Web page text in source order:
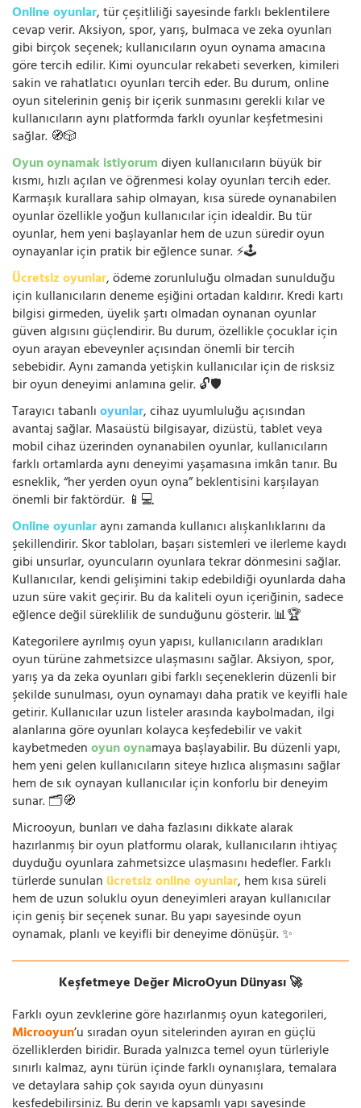
Online oyunlar, tür çeşitliliği sayesinde farklı beklentilere
cevap verir. Aksiyon, spor, yarış, bulmaca ve zeka oyunları
gibi birçok seçenek; kullanıcıların oyun oynama amacına
göre tercih edilir. Kimi oyuncular rekabeti severken, kimileri
sakin ve rahatlatıcı oyunları tercih eder. Bu durum, online
oyun sitelerinin geniş bir içerik sunmasını gerekli kılar ve
kullanıcıların aynı platformda farklı oyunlar keşfetmesini
sağlar. 🧭🎲
Oyun oynamak istiyorumdiyen kullanıcıların büyük bir
kısmı, hızlı açılan ve öğrenmesi kolay oyunları tercih eder.
Karmaşık kurallara sahip olmayan, kısa sürede oynanabilen
oyunlar özellikle yoğun kullanıcılar için idealdir. Bu tür
oyunlar, hem yeni başlayanlar hem de uzun süredir oyun
oynayanlar için pratik bir eğlence sunar. ⚡🕹️
Ücretsiz oyunlar, ödeme zorunluluğu olmadan sunulduğu
için kullanıcıların deneme eşiğini ortadan kaldırır. Kredi kartı
bilgisi girmeden, üyelik şartı olmadan oynanan oyunlar
güven algısını güçlendirir. Bu durum, özellikle çocuklar için
oyun arayan ebeveynler açısından önemli bir tercih
sebebidir. Aynı zamanda yetişkin kullanıcılar için de risksiz
bir oyun deneyimi anlamına gelir. 🔓🛡️
Tarayıcı tabanlıoyunlar, cihaz uyumluluğu açısından
avantaj sağlar. Masaüstü bilgisayar, dizüstü, tablet veya
mobil cihaz üzerinden oynanabilen oyunlar, kullanıcıların
farklı ortamlarda aynı deneyimi yaşamasına imkân tanır. Bu
esneklik, “her yerden oyun oyna” beklentisini karşılayan
önemli bir faktördür. 📱💻
Online oyunlaraynı zamanda kullanıcı alışkanlıklarını da
şekillendirir. Skor tabloları, başarı sistemleri ve ilerleme kaydı
gibi unsurlar, oyuncuların oyunlara tekrar dönmesini sağlar.
Kullanıcılar, kendi gelişimini takip edebildiği oyunlarda daha
uzun süre vakit geçirir. Bu da kaliteli oyun içeriğinin, sadece
eğlence değil süreklilik de sunduğunu gösterir. 📊🏆
Kategorilere ayrılmış oyun yapısı, kullanıcıların aradıkları
oyun türüne zahmetsizce ulaşmasını sağlar. Aksiyon, spor,
yarış ya da zeka oyunları gibi farklı seçeneklerin düzenli bir
şekilde sunulması, oyun oynamayı daha pratik ve keyifli hale
getirir. Kullanıcılar uzun listeler arasında kaybolmadan, ilgi
alanlarına göre oyunları kolayca keşfedebilir ve vakit
kaybetmedenoyun oynamaya başlayabilir. Bu düzenli yapı,
hem yeni gelen kullanıcıların siteye hızlıca alışmasını sağlar
hem de sık oynayan kullanıcılar için konforlu bir deneyim
sunar. 🗂️🧭
Microoyun, bunları ve daha fazlasını dikkate alarak
hazırlanmış bir oyun platformu olarak, kullanıcıların ihtiyaç
duyduğu oyunlara zahmetsizce ulaşmasını hedefler. Farklı
türlerde sunulan ücretsiz online oyunlar, hem kısa süreli
hem de uzun soluklu oyun deneyimleri arayan kullanıcılar
için geniş bir seçenek sunar. Bu yapı sayesinde oyun
oynamak, planlı ve keyifli bir deneyime dönüşür. ✨
Keşfetmeye Değer MicroOyun Dünyası 🚀
Farklı oyun zevklerine göre hazırlanmış oyun kategorileri,
Microoyun’u sıradan oyun sitelerinden ayıran en güçlü
özelliklerden biridir. Burada yalnızca temel oyun türleriyle
sınırlı kalmaz, aynı türün içinde farklı oynanışlara, temalara
ve detaylara sahip çok sayıda oyun dünyasını